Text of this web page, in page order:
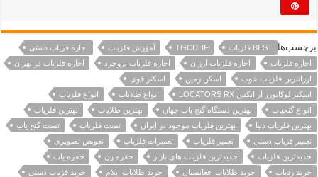
برچسب‌ها BEST فلزیاب TGCDHF آموزش فلزیاب
اجاره فزیاب دستی
اجاره فلزیاب
اجاره فلزیاب ارزان اجاره فلزیاب بروجرد
اجاره فلزیاب در تهران
ارزانترین فلزیاب خوب
اسکن زمین
اسکنر قوی
اسکنر لوکاتورز آر ایکس LOCATORS RX
انواع طلایاب
انواع فلزیاب
انواع گنجیاب
بهترین دستگاه گنج یاب جهان بهترین طلایاب
بهترین فلزیاب
بهترین فلزیاب دنیا
بهترین فلزیاب موجود در ایران تست فلزیاب
تست گنج یاب
تعمیر فزیاب دستی
تعمیر فلزیاب تعمیرات فلزیاب
تعویض تصویری
جدیدترین فلزیاب
جدیدترین فلزیاب های بازار حفره زن
حفره یاب
خرید ردیاب
خرید طلایاب افغانستان خرید طلایاب ایلام
خرید فزیاب دستی